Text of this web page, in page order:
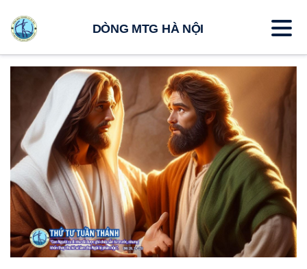
DÒNG MTG HÀ NỘI